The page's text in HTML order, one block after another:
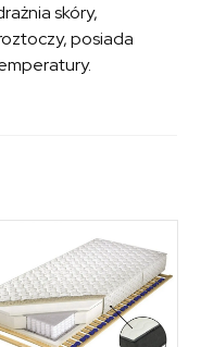
skóry,
posiada